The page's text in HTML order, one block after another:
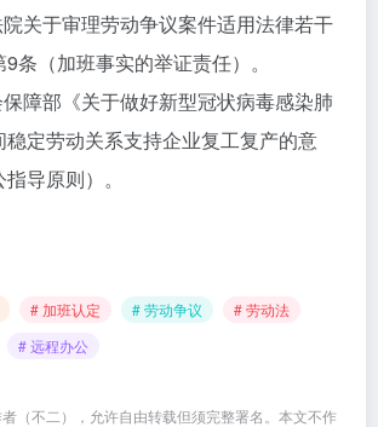
关于审理劳动争议案件适用法律若干
条（加班事实的举证责任）。
障部《关于做好新型冠状病毒感染肺
定劳动关系支持企业复工复产的意
导原则）。
# 加班认定 # 劳动争议
# 劳动法
# 远程办公
（不二），允许自由转载但须完整署名。本文不作